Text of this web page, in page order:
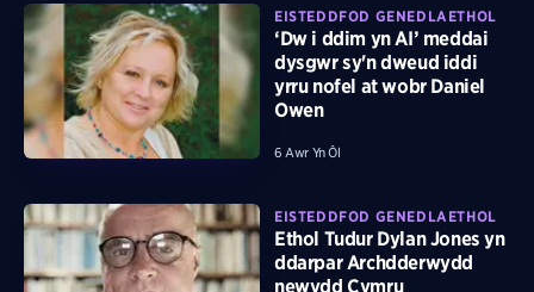
EISTEDDFOD GENEDLAETHOL
‘Dw i ddim yn AI’ meddai
dysgwr sy'n dweud iddi
yrru nofel at wobr Daniel
Owen
6 Awr Yn Ôl
EISTEDDFOD GENEDLAETHOL
Ethol Tudur Dylan Jones yn
ddarpar Archdderwydd
newydd Cymru